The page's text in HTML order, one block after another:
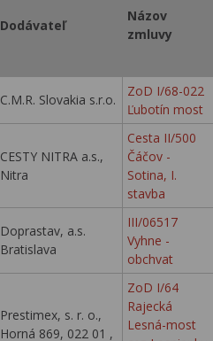
Dodávateľ
Názov
zmluvy
C.M.R. Slovakia s.r.o.
ZoD I/68-022
Ľubotín most
CESTY NITRA a.s.,
Nitra
Cesta II/500
Čáčov -
Sotina, I.
stavba
Doprastav, a.s.
Bratislava
III/06517
Vyhne -
obchvat
Prestimex, s. r. o.,
Horná 869, 022 01 ,
ZoD I/64
Rajecká
Lesná-most